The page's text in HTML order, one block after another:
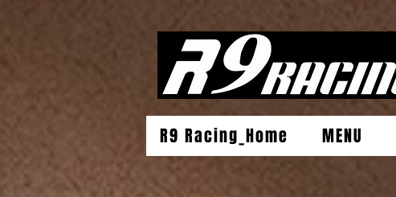
R9 Racing_Home MENU